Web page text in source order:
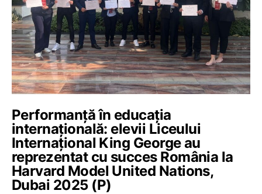
Performanță în educația
internațională: elevii Liceului
Internațional King George au
reprezentat cu succes România la
Harvard Model United Nations,
Dubai 2025 (P)